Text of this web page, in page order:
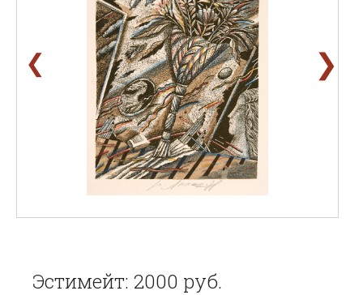
❮ ❯
Эстимейт: 2000 руб.